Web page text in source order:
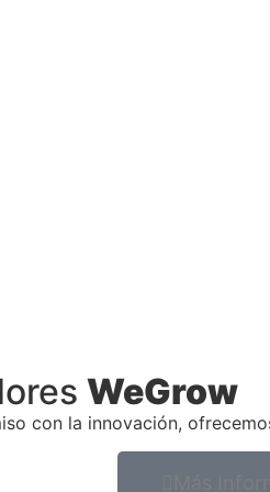
WeGrow
con la innovación,